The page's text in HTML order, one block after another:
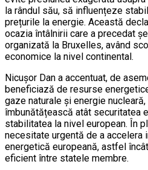
la rândul său, să influențeze
prețurile la energie. Această
ocazia întâlnirii care a precedat
organizată la Bruxelles, având
economice la nivel continental.
Nicușor Dan a accentuat, de
beneficiază de resurse
gaze naturale și energie
îmbunătățească atât securitatea
stabilitatea la nivel european. În
necesitate urgentă de a
energetică europeană, astfel
eficient între statele membre.